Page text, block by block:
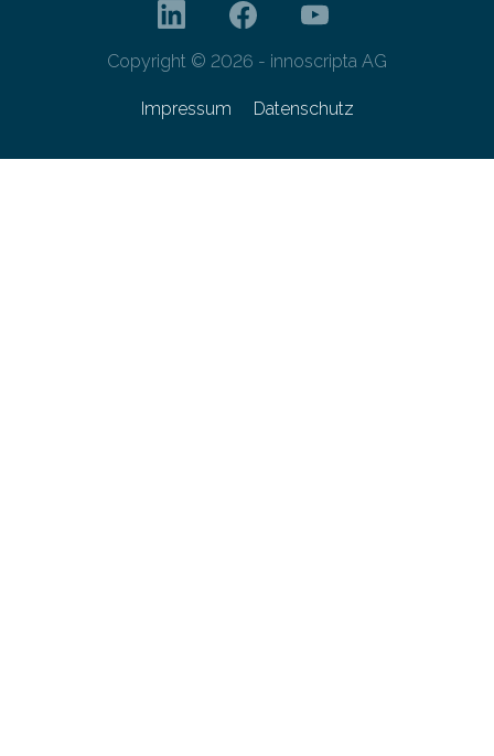
Copyright © 2026 - innoscripta AG
Impressum Datenschutz